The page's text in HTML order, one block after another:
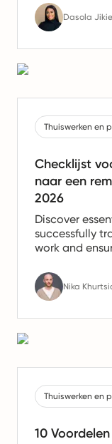
teams.
Dasola
Thuiswerken en
Checklijst
naar een
2026
Discover
successfully
work and
Nika
Thuiswerken en
10